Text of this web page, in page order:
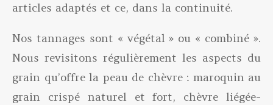
articles adaptés et ce, dans la continuité.
Nos tannages sont « végétal » ou « combiné ».
Nous revisitons régulièrement les aspects du
grain qu’offre la peau de chèvre : maroquin au
grain crispé naturel et fort, chèvre liégée-